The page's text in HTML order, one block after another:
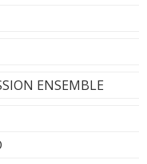
ENSEMBLE